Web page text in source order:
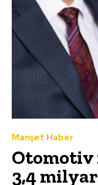
Manşet Haber
Otomotiv
3,4